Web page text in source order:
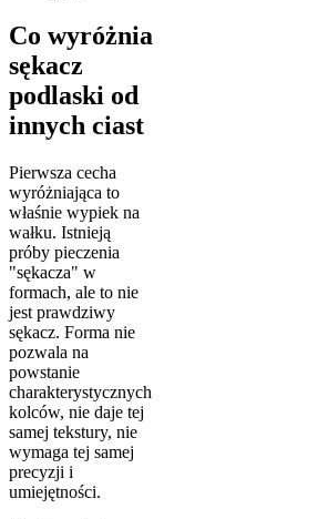
Co wyróżnia
sękacz
podlaski od
innych ciast
Pierwsza cecha
wyróżniająca to
właśnie wypiek na
wałku. Istnieją
próby pieczenia
"sękacza" w
formach, ale to nie
jest prawdziwy
sękacz. Forma nie
pozwala na
powstanie
charakterystycznych
kolców, nie daje tej
samej tekstury, nie
wymaga tej samej
precyzji i
umiejętności.